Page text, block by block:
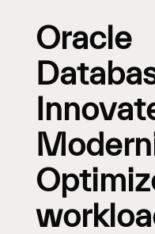
Oracle